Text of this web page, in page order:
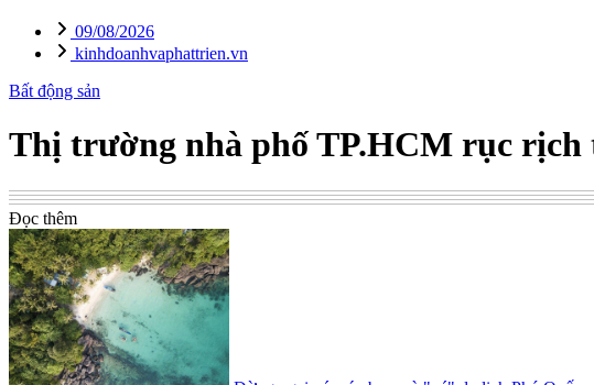
09/08/2026
kinhdoanhvaphattrien.vn
Bất động sản
Thị trường nhà phố TP.HCM rục rịch
Đọc thêm